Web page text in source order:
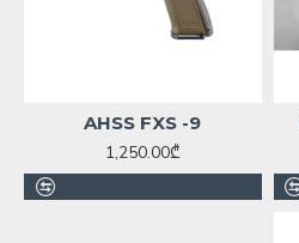
AHSS FXS -9
1,250.00₾